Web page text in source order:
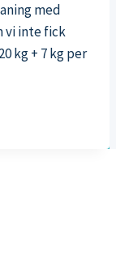
med
vi inte fick
kg + 7 kg per